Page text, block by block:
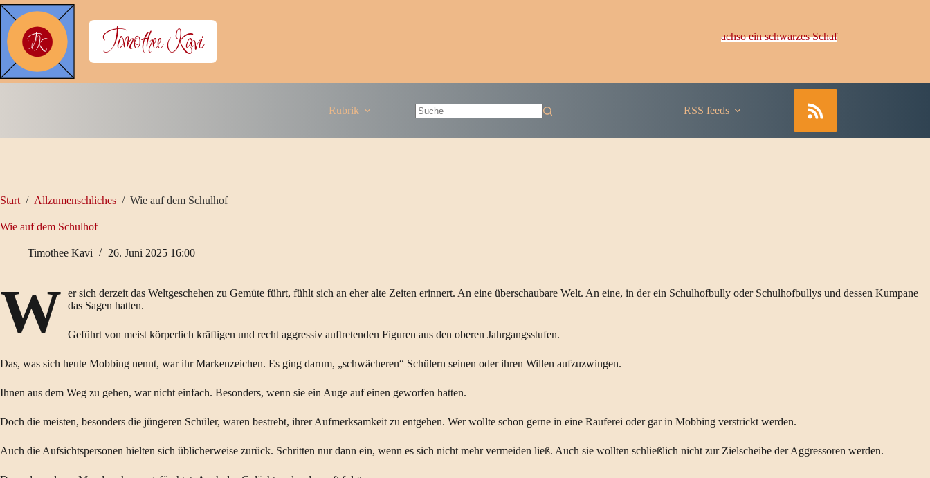
Zum
Inhalt
springen
Timothee Kavi achso ein schwarzes Schaf
Rubrik
Ergebnisse
RSS feeds
Start / Allzumenschliches / Wie auf dem Schulhof
Wie auf dem Schulhof
Timothee Kavi 26. Juni 2025 16:00
W er sich derzeit das Weltgeschehen zu Gemüte führt, fühlt sich an eher alte Zeiten erinnert. An eine überschaubare Welt. An eine, in der ein Schulhofbully oder Schulhofbullys und dessen Kumpane
das Sagen hatten.
Geführt von meist körperlich kräftigen und recht aggressiv auftretenden Figuren aus den oberen Jahrgangsstufen.
Das, was sich heute Mobbing nennt, war ihr Markenzeichen. Es ging darum, „schwächeren“ Schülern seinen oder ihren Willen aufzuzwingen.
Ihnen aus dem Weg zu gehen, war nicht einfach. Besonders, wenn sie ein Auge auf einen geworfen hatten.
Doch die meisten, besonders die jüngeren Schüler, waren bestrebt, ihrer Aufmerksamkeit zu entgehen. Wer wollte schon gerne in eine Rauferei oder gar in Mobbing verstrickt werden.
Auch die Aufsichtspersonen hielten sich üblicherweise zurück. Schritten nur dann ein, wenn es sich nicht mehr vermeiden ließ. Auch sie wollten schließlich nicht zur Zielscheibe der Aggressoren werden.